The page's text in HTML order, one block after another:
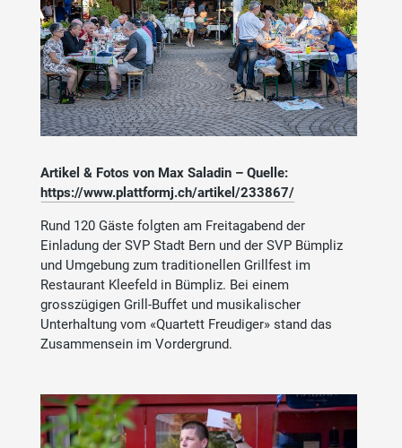
Artikel & Fotos von Max Saladin – Quelle:
https://www.plattformj.ch/artikel/233867/
Rund 120 Gäste folgten am Freitagabend der
Einladung der SVP Stadt Bern und der SVP Bümpliz
und Umgebung zum traditionellen Grillfest im
Restaurant Kleefeld in Bümpliz. Bei einem
grosszügigen Grill-Buffet und musikalischer
Unterhaltung vom «Quartett Freudiger» stand das
Zusammensein im Vordergrund.